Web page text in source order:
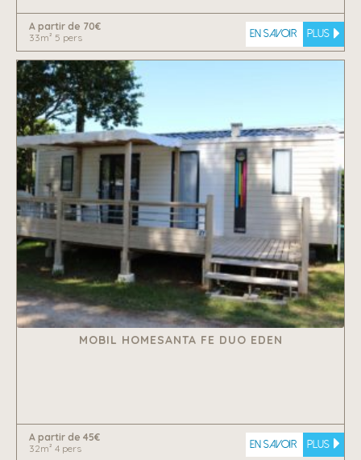
A partir de 70€
33m² 5 pers
En savoir plus
MOBIL HOMESANTA FE DUO EDEN
A partir de 45€
32m² 4 pers
En savoir plus